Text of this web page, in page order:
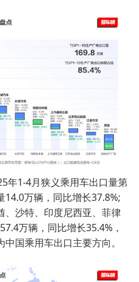
1-4月狭义乘用车出口量第
万辆，同比增长37.8%;
、沙特、印度尼西亚、菲律
万辆，同比增长35.4%，
国乘用车出口主要方向。